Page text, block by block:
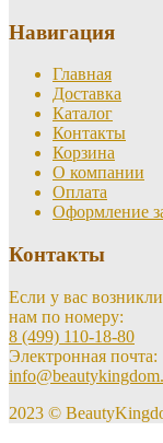
Навигация
Главная
Доставка
Каталог
Контакты
Корзина
О компании
Оплата
Оформление
Контакты
Если у вас
нам по номеру:
8 (499) 110-18-80
Электронная почта:
2023 ©